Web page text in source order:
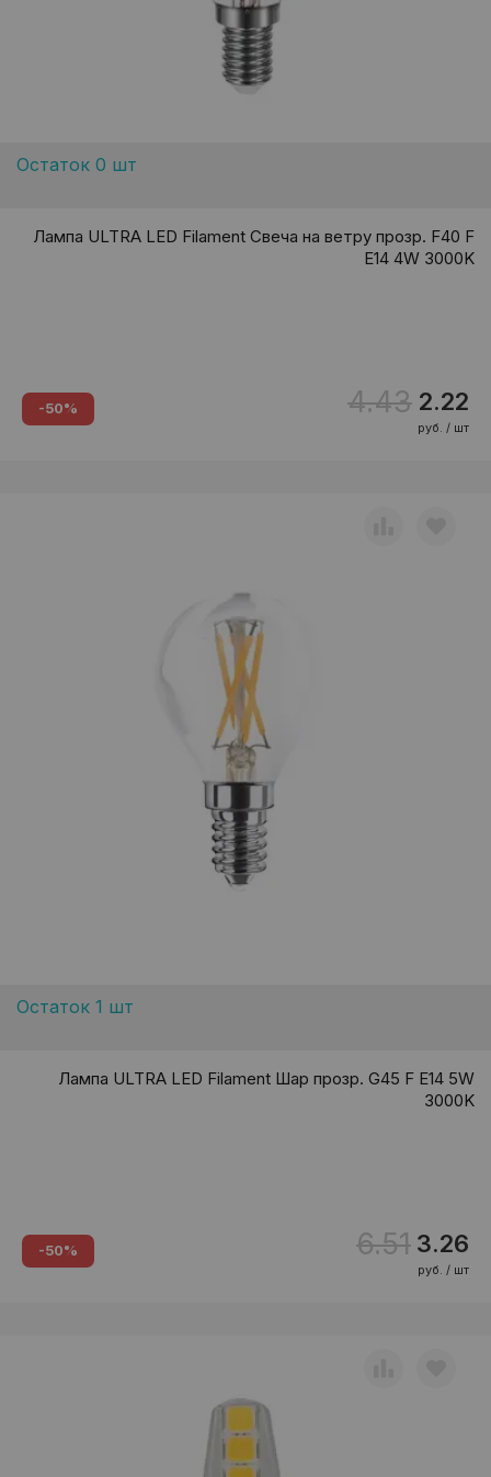
Остаток 0 шт
Лампа ULTRA LED Filament Свеча на ветру прозр. F40 F
E14 4W 3000K
-50% 4.43 2.22
руб. / шт
Остаток 1 шт
Лампа ULTRA LED Filament Шар прозр. G45 F E14 5W
3000K
-50% 6.51 3.26
руб. / шт